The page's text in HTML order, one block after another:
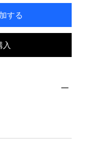
する
入